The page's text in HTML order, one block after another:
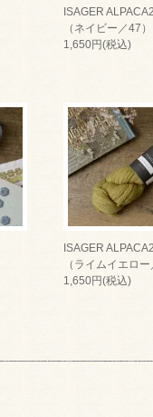
ISAGER
（ネイビー／47）
1,650円(税込)
ISAGER
（ライムイエロ
1,650円(税込)